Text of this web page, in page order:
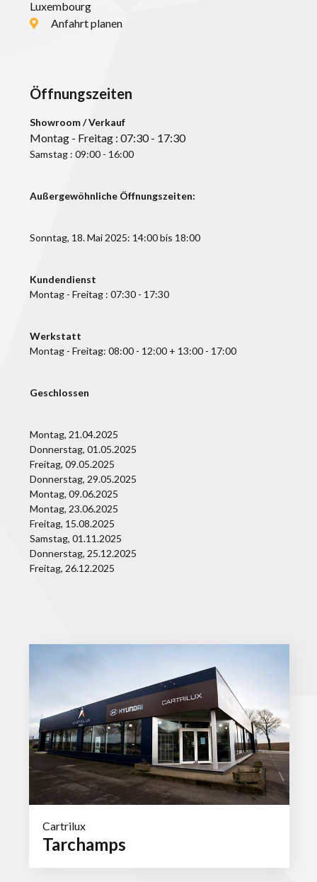
LEISTUNGEN
Luxembourg
Anfahrt planen
Öffnungszeiten
Showroom / Verkauf
Montag - Freitag : 07:30 - 17:30
Samstag : 09:00 - 16:00
Außergewöhnliche Öffnungszeiten:
Sonntag, 18. Mai 2025: 14:00 bis 18:00
Kundendienst
Montag - Freitag : 07:30 - 17:30
Werkstatt
Montag - Freitag: 08:00 - 12:00 + 13:00 - 17:00
Geschlossen
Montag, 21.04.2025
Donnerstag, 01.05.2025
Freitag, 09.05.2025
Donnerstag, 29.05.2025
Montag, 09.06.2025
Montag, 23.06.2025
Freitag, 15.08.2025
Samstag, 01.11.2025
Donnerstag, 25.12.2025
Freitag, 26.12.2025
Cartrilux
Tarchamps